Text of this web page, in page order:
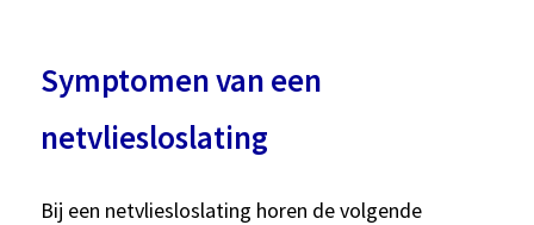
Symptomen van een
netvliesloslating
Bij een netvliesloslating horen de volgende